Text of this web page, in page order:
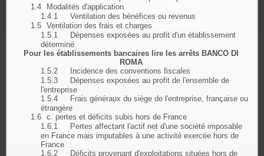
1.4
Modalités d'application
1.4.1
Ventilation des bénéfices ou revenus
1.5
Ventilation des frais et charges
1.5.1
Dépenses exposées au profit d'un établissement
déterminé
Pour les établissements bancaires lire les arrêts BANCO DI
ROMA
1.5.2
Incidence des conventions fiscales
1.5.3
Dépenses exposées au profit de l'ensemble de
l'entreprise
1.5.4
Frais généraux du siège de l'entreprise, française ou
étrangère
1.6
c. pertes et déficits subis hors de France
1.6.1
Pertes affectant l'actif net d'une société imposable
en France mais imputables à une activité exercée hors de
France
1.6.2
Déficits provenant d'exploitations situées hors de